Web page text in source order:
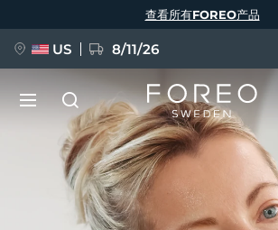
查看所有FOREO产品
US 8/11/26
BREAKING NEWS